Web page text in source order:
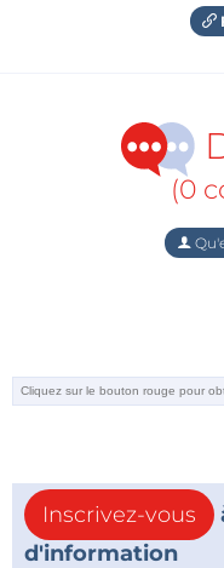
(0
Inscrivez-vous
d'information